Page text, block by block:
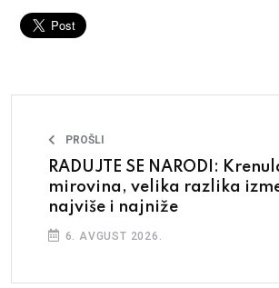
PROŠLI
RADUJTE SE NARODI:
mirovina, velika razlika
najviše i najniže
6. AVGUST 2026.